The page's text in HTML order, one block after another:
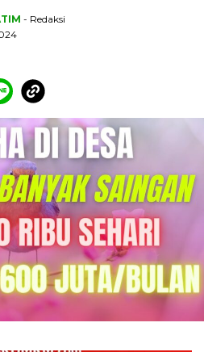
- Redaksi